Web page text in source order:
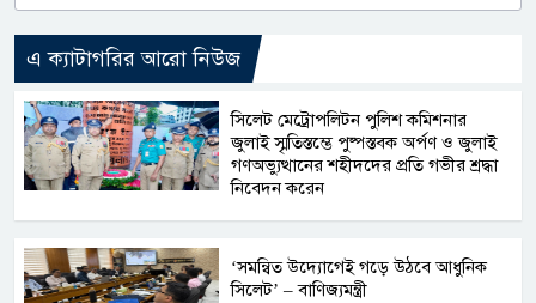
এ ক্যাটাগরির আরো নিউজ
সিলেট মেট্রোপলিটন পুলিশ কমিশনার
জুলাই স্মৃতিস্তম্ভে পুষ্পস্তবক অর্পণ ও জুলাই
গণঅভ্যুত্থানের শহীদদের প্রতি গভীর শ্রদ্ধা
নিবেদন করেন
‘সমন্বিত উদ্যোগেই গড়ে উঠবে আধুনিক
সিলেট’ – বাণিজ্যমন্ত্রী